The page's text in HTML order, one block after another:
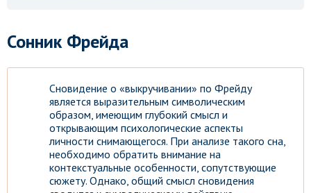
Сонник Фрейда
Сновидение о «выкручивании» по Фрейду
является выразительным символическим
образом, имеющим глубокий смысл и
открывающим психологические аспекты
личности снимающегося. При анализе такого сна,
необходимо обратить внимание на
контекстуальные особенности, сопутствующие
сюжету. Однако, общий смысл сновидения